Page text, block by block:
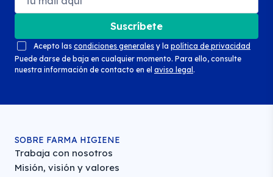
Suscríbete
Acepto las condiciones generales y la política de privacidad
Puede darse de baja en cualquier momento. Para ello, consulte
nuestra información de contacto en el aviso legal .
SOBRE FARMA HIGIENE
Trabaja con nosotros
Misión, visión y valores